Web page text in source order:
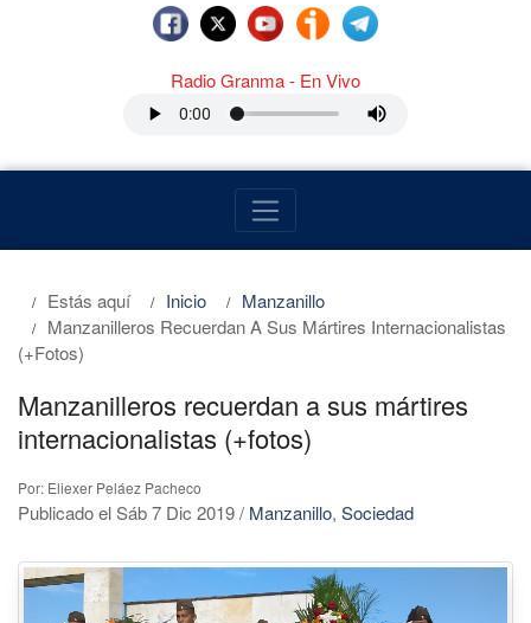
Radio Granma - En Vivo
Estás aquí Inicio
Manzanillo
Manzanilleros Recuerdan A Sus Mártires Internacionalistas
(+fotos)
Manzanilleros recuerdan a sus mártires
internacionalistas (+fotos)
Por: Eliexer Peláez Pacheco
Publicado el Sáb 7 Dic 2019/ Manzanillo, Sociedad